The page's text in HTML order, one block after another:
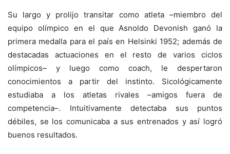
Su largo y prolijo transitar como atleta –miembro del
equipo olímpico en el que Asnoldo Devonish ganó la
primera medalla para el país en Helsinki 1952; además de
destacadas actuaciones en el resto de varios ciclos
olímpicos– y luego como coach, le despertaron
conocimientos a partir del instinto. Sicológicamente
estudiaba a los atletas rivales –amigos fuera de
competencia–. Intuitivamente detectaba sus puntos
débiles, se los comunicaba a sus entrenados y así logró
buenos resultados.